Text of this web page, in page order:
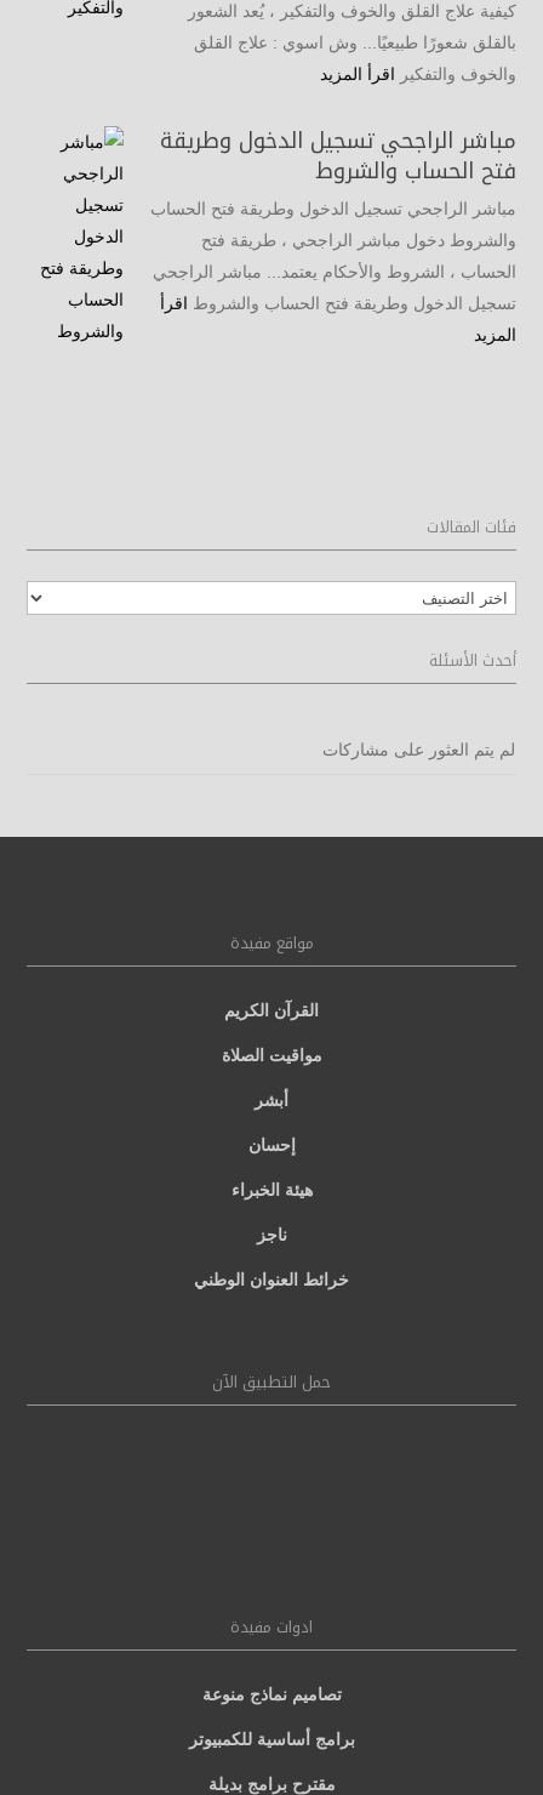
كيفية علاج القلق والخوف والتفكير ، يُعد الشعور
بالقلق شعورًا طبيعيًا... وش اسوي : علاج القلق
والخوف والتفكير اقرأ المزيد
مباشر الراجحي تسجيل الدخول وطريقة
فتح الحساب والشروط
مباشر الراجحي تسجيل الدخول وطريقة فتح الحساب
والشروط دخول مباشر الراجحي ، طريقة فتح
الحساب ، الشروط والأحكام يعتمد... مباشر الراجحي
تسجيل الدخول وطريقة فتح الحساب والشروط اقرأ
المزيد
فئات المقالات
فئات
المقالات
أحدث الأسئلة
لم يتم العثور على مشاركات
مواقع مفيدة
القرآن الكريم
مواقيت الصلاة
أبشر
إحسان
هيئة الخبراء
ناجز
خرائط العنوان الوطني
حمل التطبيق الآن
ادوات مفيدة
تصاميم نماذج منوعة
برامج أساسية للكمبيوتر
مقترح برامج بديلة